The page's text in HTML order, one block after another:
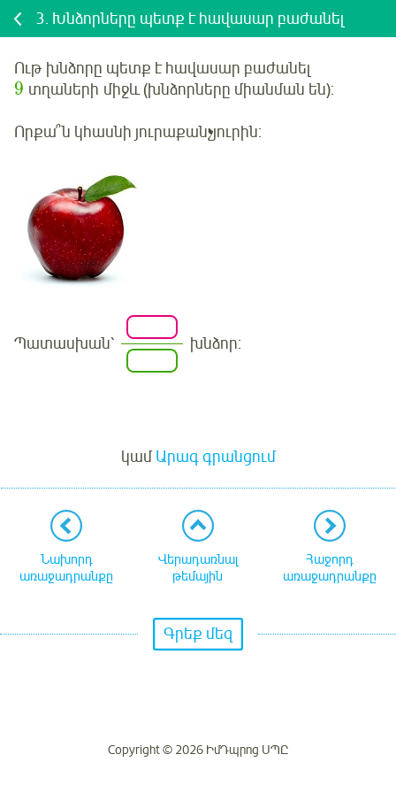
3. Խնձորները պետք է հավասար բաժանել
Ութ խնձորը պետք է հավասար բաժանել
9 տղաների միջև (խնձորները միանման են):
Որքա՞ն կհասնի յուրաքանչյուրին:
Պատասխան՝ խնձոր:
կամԱրագ գրանցում
Նախորդ
առաջադրանքը
Վերադառնալ
թեմային
Հաջորդ
առաջադրանքը
Գրեք մեզ
Copyright © 2026 ԻմԴպրոց ՍՊԸ